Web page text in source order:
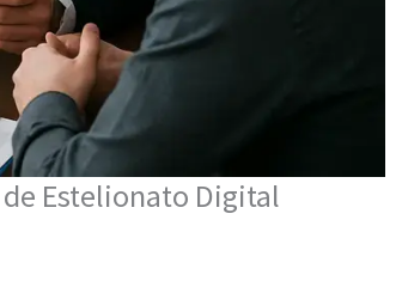
Estelionato Digital